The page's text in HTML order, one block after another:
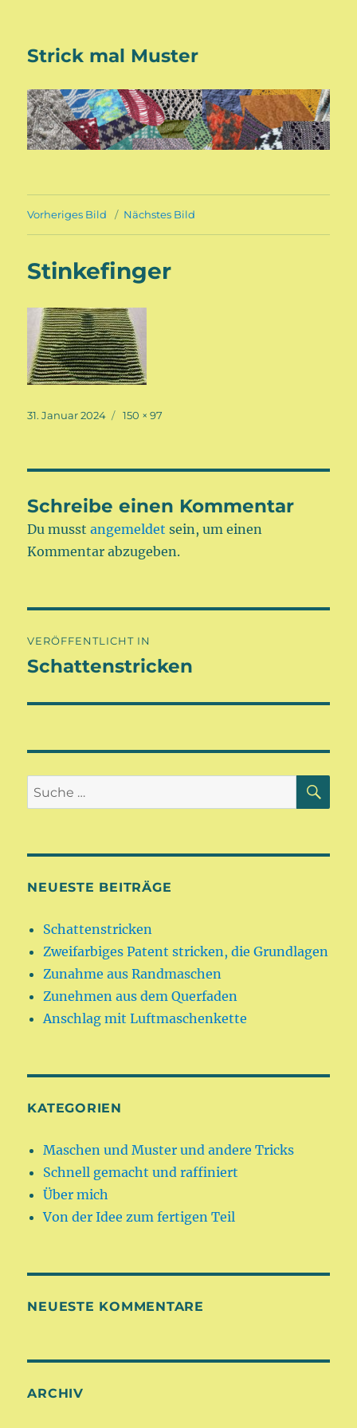
Strick mal Muster
Vorheriges Bild Nächstes Bild
Stinkefinger
Veröffentlicht
31. Januar 2024
Volle
150 × 97
Schreibe einen Kommentar
Du musstangemeldet sein, um einen
Kommentar abzugeben.
VERÖFFENTLICHT IN
Schattenstricken
Suche
nach:
NEUESTE BEITRÄGE
Schattenstricken
Zweifarbiges Patent stricken, die Grundlagen
Zunahme aus Randmaschen
Zunehmen aus dem Querfaden
Anschlag mit Luftmaschenkette
KATEGORIEN
Maschen und Muster und andere Tricks
Schnell gemacht und raffiniert
Über mich
Von der Idee zum fertigen Teil
NEUESTE KOMMENTARE
ARCHIV